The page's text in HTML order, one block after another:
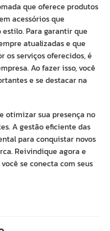
que oferece produtos
acessórios que
Para garantir que
atualizadas e que
os serviços oferecidos, é
Ao fazer isso, você
e se destacar na
otimizar sua presença no
A gestão eficiente das
para conquistar novos
Reivindique agora e
se conecta com seus